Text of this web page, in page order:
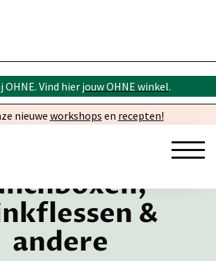
OHNE. Vind hierjouw OHNE winkel.
nieuweworkshops en recepten!
&
andere